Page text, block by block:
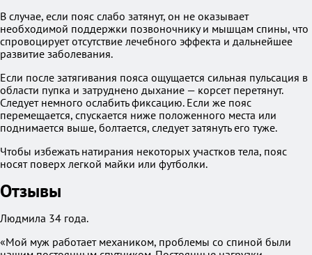
В случае, если пояс слабо затянут, он не оказывает
необходимой поддержки позвоночнику и мышцам спины, что
спровоцирует отсутствие лечебного эффекта и дальнейшее
развитие заболевания.
Если после затягивания пояса ощущается сильная пульсация в
области пупка и затруднено дыхание — корсет перетянут.
Следует немного ослабить фиксацию. Если же пояс
перемещается, спускается ниже положенного места или
поднимается выше, болтается, следует затянуть его туже.
Чтобы избежать натирания некоторых участков тела, пояс
носят поверх легкой майки или футболки.
Отзывы
Людмила 34 года.
«Мой муж работает механиком, проблемы со спиной были